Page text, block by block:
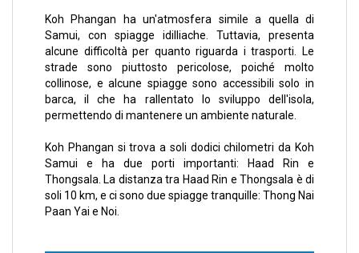
Koh Phangan ha un'atmosfera simile a quella di
Samui, con spiagge idilliache. Tuttavia, presenta
alcune difficoltà per quanto riguarda i trasporti. Le
strade sono piuttosto pericolose, poiché molto
collinose, e alcune spiagge sono accessibili solo in
barca, il che ha rallentato lo sviluppo dell'isola,
permettendo di mantenere un ambiente naturale.
Koh Phangan si trova a soli dodici chilometri da Koh
Samui e ha due porti importanti: Haad Rin e
Thongsala. La distanza tra Haad Rin e Thongsala è di
soli 10 km, e ci sono due spiagge tranquille: Thong Nai
Paan Yai e Noi.